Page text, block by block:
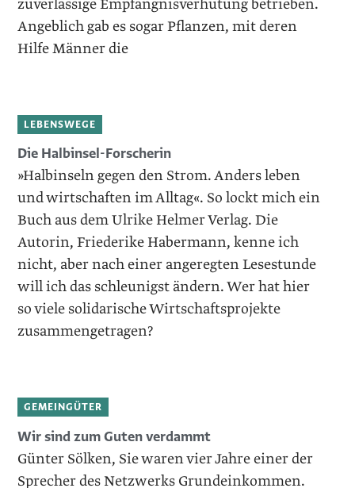
zuverlässige Empfängnisverhütung betrieben.
Angeblich gab es sogar Pflanzen, mit deren
Hilfe Männer die
LEBENSWEGE
Die Halbinsel-Forscherin
»Halbinseln gegen den Strom. Anders leben
und wirtschaften im Alltag«. So lockt mich ein
Buch aus dem Ulrike Helmer Verlag. Die
Autorin, Friederike Habermann, kenne ich
nicht, aber nach einer angeregten Lesestunde
will ich das schleunigst ändern. Wer hat hier
so viele solidarische Wirtschaftsprojekte
zusammengetragen?
GEMEINGÜTER
Wir sind zum Guten verdammt
Günter Sölken, Sie waren vier Jahre einer der
Sprecher des Netzwerks Grundeinkommen.